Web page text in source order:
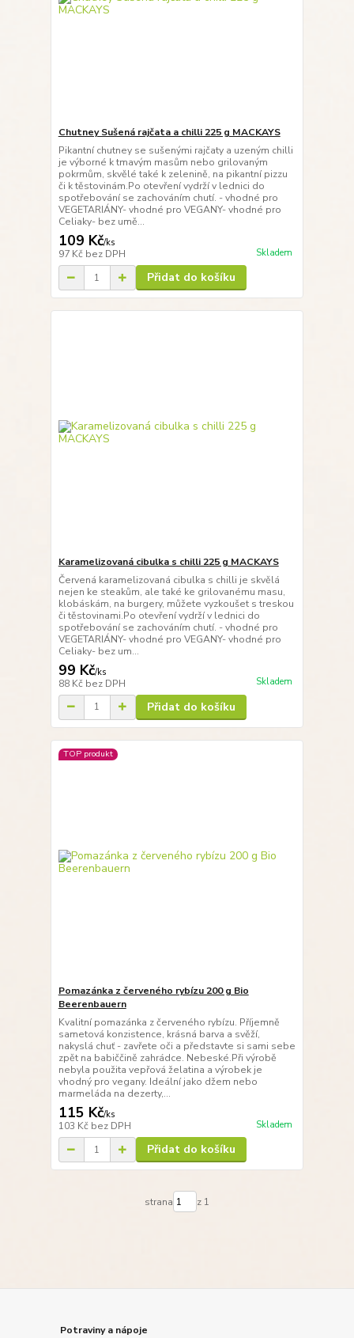
Chutney Sušená rajčata a chilli 225 g MACKAYS
Pikantní chutney se sušenými rajčaty a uzeným chilli
je výborné k tmavým masům nebo grilovaným
pokrmům, skvělé také k zelenině, na pikantní pizzu
či k těstovinám.Po otevření vydrží v lednici do
spotřebování se zachováním chutí. - vhodné pro
VEGETARIÁNY- vhodné pro VEGANY- vhodné pro
Celiaky- bez umě...
109 Kč/ks
97 Kč bez DPH Skladem
Přidat do košíku
Karamelizovaná cibulka s chilli 225 g MACKAYS
Červená karamelizovaná cibulka s chilli je skvělá
nejen ke steakům, ale také ke grilovanému masu,
klobáskám, na burgery, můžete vyzkoušet s treskou
či těstovinami.Po otevření vydrží v lednici do
spotřebování se zachováním chutí. - vhodné pro
VEGETARIÁNY- vhodné pro VEGANY- vhodné pro
Celiaky- bez um...
99 Kč/ks
88 Kč bez DPH Skladem
Přidat do košíku
TOP produkt
Pomazánka z červeného rybízu 200 g Bio
Beerenbauern
Kvalitní pomazánka z červeného rybízu. Příjemně
sametová konzistence, krásná barva a svěží,
nakyslá chuť - zavřete oči a představte si sami sebe
zpět na babiččině zahrádce. Nebeské.Při výrobě
nebyla použita vepřová želatina a výrobek je
vhodný pro vegany. Ideální jako džem nebo
marmeláda na dezerty,...
115 Kč/ks
103 Kč bez DPH Skladem
Přidat do košíku
strana z 1
Potraviny a nápoje